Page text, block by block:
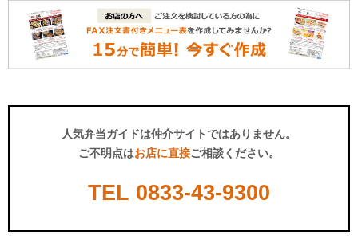
人気弁当ガイドは仲介サイトではありません。
ご不明点はお店に直接ご相談ください。
TEL 0833-43-9300